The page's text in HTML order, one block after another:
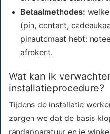
Betaalmethodes:
(pin, contant,
pinautomaat hebt:
afrekent.
Wat kan ik
installatieprocedure?
Tijdens de installatie
zorgen we dat de basis
randapparatuur en je